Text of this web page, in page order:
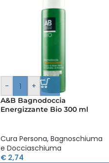
- +
A&B Bagnodoccia
Energizzante Bio 300 ml
Cura Persona, Bagnoschiuma
e Docciaschiuma
€ 2,74